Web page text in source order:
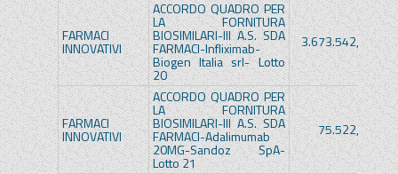
FARMACI
INNOVATIVI
ACCORDO QUADRO PER
LA FORNITURA
BIOSIMILARI-III A.S. SDA
FARMACI-Infliximab-
Biogen Italia srl- Lotto
20
3.673.542,00€
FARMACI
INNOVATIVI
ACCORDO QUADRO PER
LA FORNITURA
BIOSIMILARI-III A.S. SDA
FARMACI-Adalimumab
20MG-Sandoz SpA-
Lotto 21
75.522,46€